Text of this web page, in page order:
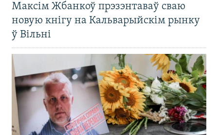
Максім Жбанкоў прэзэнтаваў сваю
новую кнігу на Кальварыйскім рынку
ў Вільні